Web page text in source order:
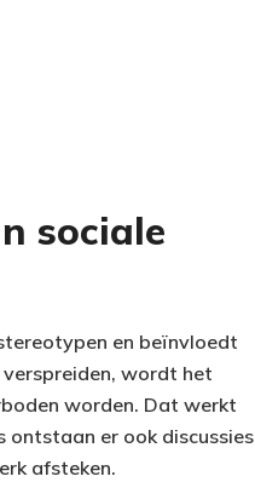
sociale
en beïnvloedt
verspreiden, wordt het
worden. Dat werkt
ontstaan er ook discussies
afsteken.